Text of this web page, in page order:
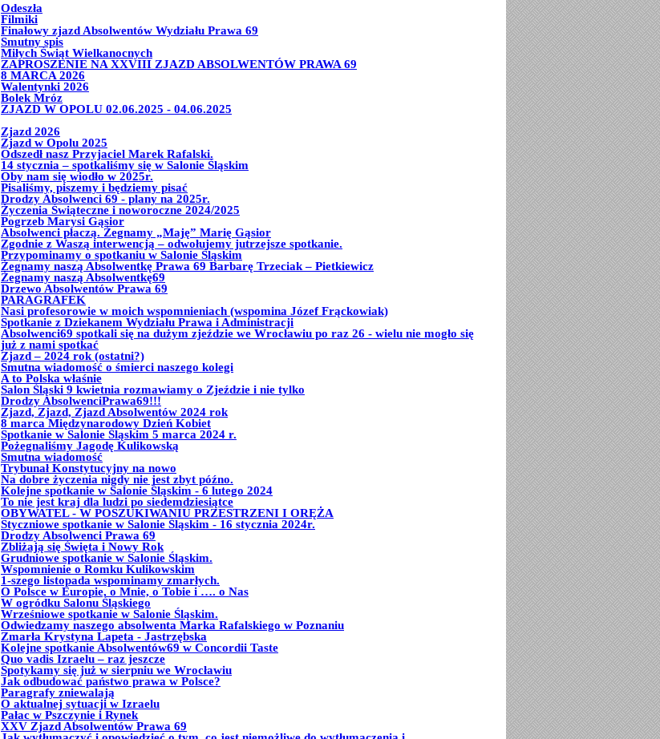
Odeszła
Filmiki
Finałowy zjazd Absolwentów Wydziału Prawa 69
Smutny spis
Miłych Świąt Wielkanocnych
ZAPROSZENIE NA XXVIII ZJAZD ABSOLWENTÓW PRAWA 69
8 MARCA 2026
Walentynki 2026
Bolek Mróz
ZJAZD W OPOLU 02.06.2025 - 04.06.2025
Zjazd 2026
Zjazd w Opolu 2025
Odszedł nasz Przyjaciel Marek Rafalski.
14 stycznia – spotkaliśmy się w Salonie Śląskim
Oby nam się wiodło w 2025r.
Pisaliśmy, piszemy i będziemy pisać
Drodzy Absolwenci 69 - plany na 2025r.
Życzenia Świąteczne i noworoczne 2024/2025
Pogrzeb Marysi Gąsior
Absolwenci płaczą. Żegnamy „Maję” Marię Gąsior
Zgodnie z Waszą interwencją – odwołujemy jutrzejsze spotkanie.
Przypominamy o spotkaniu w Salonie Śląskim
Żegnamy naszą Absolwentkę Prawa 69 Barbarę Trzeciak – Pietkiewicz
Żegnamy naszą Absolwentkę69
Drzewo Absolwentów Prawa 69
PARAGRAFEK
Nasi profesorowie w moich wspomnieniach (wspomina Józef Frąckowiak)
Spotkanie z Dziekanem Wydziału Prawa i Administracji
Absolwenci69 spotkali się na dużym zjeździe we Wrocławiu po raz 26 - wielu nie mogło się
już z nami spotkać
Zjazd – 2024 rok (ostatni?)
Smutna wiadomość o śmierci naszego kolegi
A to Polska właśnie
Salon Śląski 9 kwietnia rozmawiamy o Zjeździe i nie tylko
Drodzy AbsolwenciPrawa69!!!
Zjazd, Zjazd, Zjazd Absolwentów 2024 rok
8 marca Międzynarodowy Dzień Kobiet
Spotkanie w Salonie Śląskim 5 marca 2024 r.
Pożegnaliśmy Jagodę Kulikowską
Smutna wiadomość
Trybunał Konstytucyjny na nowo
Na dobre życzenia nigdy nie jest zbyt późno.
Kolejne spotkanie w Salonie Śląskim - 6 lutego 2024
To nie jest kraj dla ludzi po siedemdziesiątce
OBYWATEL - W POSZUKIWANIU PRZESTRZENI I ORĘŻA
Styczniowe spotkanie w Salonie Śląskim - 16 stycznia 2024r.
Drodzy Absolwenci Prawa 69
Zbliżają się Święta i Nowy Rok
Grudniowe spotkanie w Salonie Śląskim.
Wspomnienie o Romku Kulikowskim
1-szego listopada wspominamy zmarłych.
O Polsce w Europie, o Mnie, o Tobie i …. o Nas
W ogródku Salonu Śląskiego
Wrześniowe spotkanie w Salonie Śląskim.
Odwiedzamy naszego absolwenta Marka Rafalskiego w Poznaniu
Zmarła Krystyna Lapeta - Jastrzębska
Kolejne spotkanie Absolwentów69 w Concordii Taste
Quo vadis Izraelu – raz jeszcze
Spotykamy się już w sierpniu we Wrocławiu
Jak odbudować państwo prawa w Polsce?
Paragrafy zniewalają
O aktualnej sytuacji w Izraelu
Pałac w Pszczynie i Rynek
XXV Zjazd Absolwentów Prawa 69